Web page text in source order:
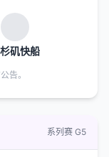
矶快船
告。
系列赛 G5